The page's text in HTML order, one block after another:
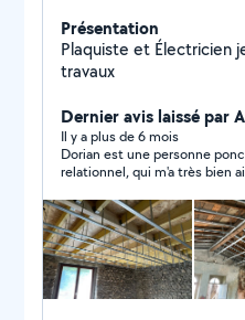
Présentation
Plaquiste et Électricien
travaux
Dernier avis laissé par
Il y a plus de 6 mois
Dorian est une personne
relationnel, qui m'a très bien
appel à ses services.